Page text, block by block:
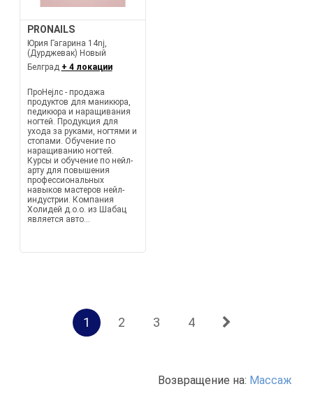
PRONAILS
Юрия Гагарина 14nj,
(Дурджевак) Новый
Белград + 4 локации
ПроНејлс - продажа
продуктов для маникюра,
педикюра и наращивания
ногтей. Продукция для
ухода за руками, ногтями и
стопами. Обучение по
наращиванию ногтей.
Курсы и обучение по нейл-
арту для повышения
профессиональных
навыков мастеров нейл-
индустрии. Компания
Холидей д.о.о. из Шабац
является авто...
1 2 3 4
Возвращение на: Массаж